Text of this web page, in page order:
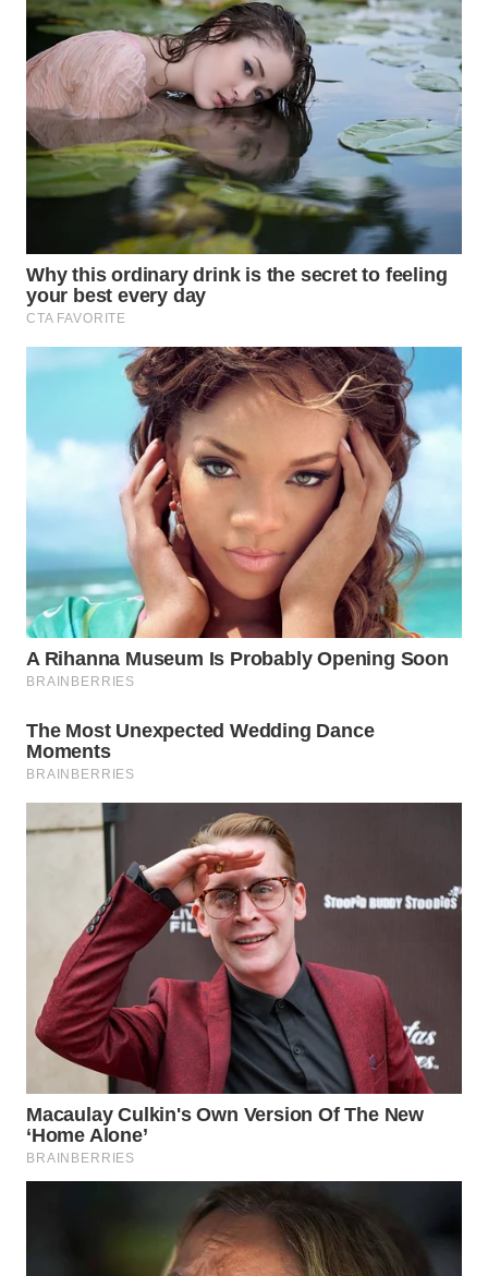
NATUNA
WN
BINTAN
WN
MANDALIKA
LIKUPANG
WN
LABUANBAJO
Group
WAHANA
NEWS
WAHANA
TANI
ADVOKAT
WAHANA
INFRASTRUKTUR
WAHANA
KONSUMEN
WAHANA
LISTRIK
WAHANA
TRAVEL
WAHANA
TV